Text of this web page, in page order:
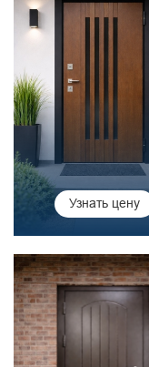
Узнать цену